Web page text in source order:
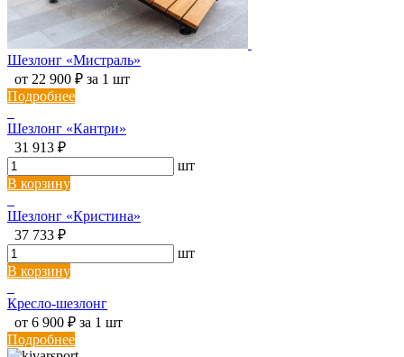
Шезлонг «Мистраль»
от 22 900 ₽ за 1 шт
Подробнее
Шезлонг «Кантри»
31 913 ₽
шт
В корзину
Шезлонг «Кристина»
37 733 ₽
шт
В корзину
Кресло-шезлонг
от 6 900 ₽ за 1 шт
Подробнее